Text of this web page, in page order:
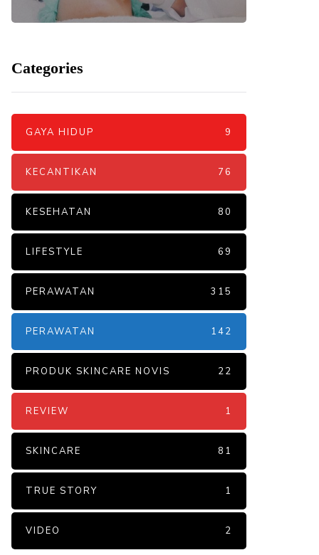
Categories
GAYA HIDUP 9
KECANTIKAN 76
KESEHATAN 80
LIFESTYLE 69
PERAWATAN 315
PERAWATAN 142
PRODUK SKINCARE NOVIS 22
REVIEW 1
SKINCARE 81
TRUE STORY 1
VIDEO 2